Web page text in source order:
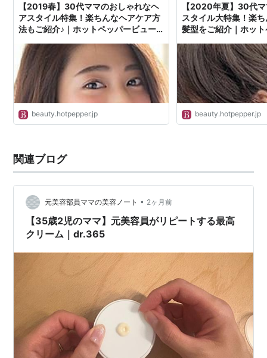
【2019春】30代ママのおしゃれなヘ
アスタイル特集！楽ちんなヘアケア方
法もご紹介♪｜ホットペッパービュー
beauty.hotpepper.jp
【2020年夏】30代
スタイル大特集！楽
髪型をご紹介｜ホッ
beauty.hotpepper.jp
関連ブログ
元美容部員ママの美容ノート • 2ヶ月前
【35歳2児のママ】元美容員がリピートする最高
クリーム｜dr.365